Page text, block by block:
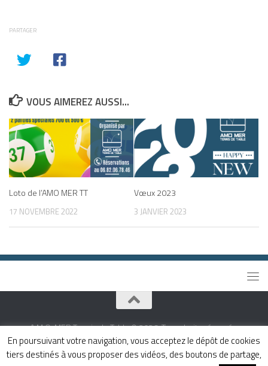
PARTAGER
VOUS AIMEREZ AUSSI...
Loto de l’AMO MER TT
17 NOVEMBRE 2022
Vœux 2023
3 JANVIER 2023
A.M.O. MER Tennis de Table © 2026. Tous droits réservés.
Fièrement propulsé par - Conçu parThème Hueman
En poursuivant votre navigation, vous acceptez le dépôt de cookies
tiers destinés à vous proposer des vidéos, des boutons de partage,